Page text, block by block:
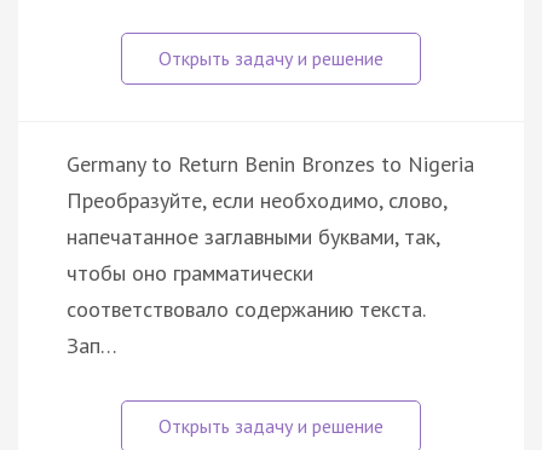
Germany to Return Benin Bronzes to Nigeria
Преобразуйте, если необходимо, слово,
напечатанное заглавными буквами, так,
чтобы оно грамматически
соответствовало содержанию текста.
Зап…